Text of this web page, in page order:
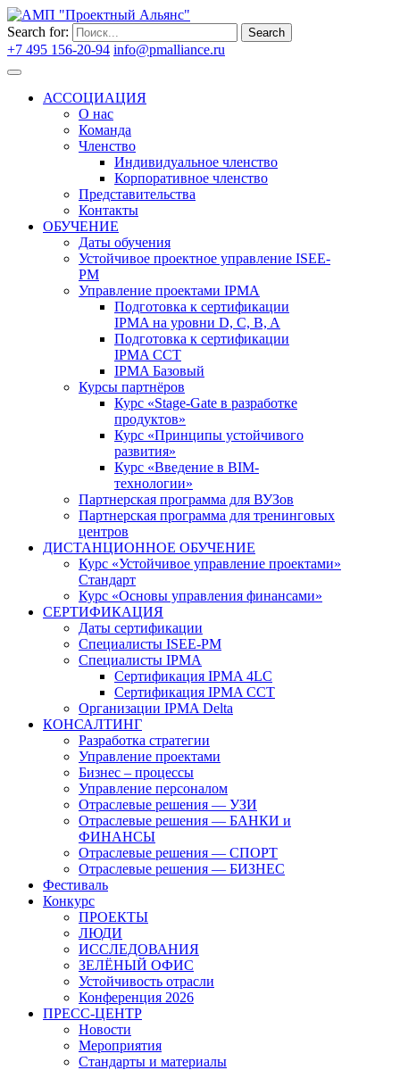
Search for: Search
+7 495 156-20-94 info@pmalliance.ru
АССОЦИАЦИЯ
О нас
Команда
Членство
Индивидуальное членство
Корпоративное членство
Представительства
Контакты
ОБУЧЕНИЕ
Даты обучения
Устойчивое проектное управление ISEE-
PM
Управление проектами IPMA
Подготовка к сертификации
IPMA на уровни D, C, B, A
Подготовка к сертификации
IPMA CCT
IPMA Базовый
Курсы партнёров
Курс «Stage-Gate в разработке
продуктов»
Курс «Принципы устойчивого
развития»
Курс «Введение в BIM-
технологии»
Партнерская программа для ВУЗов
Партнерская программа для тренинговых
центров
ДИСТАНЦИОННОЕ ОБУЧЕНИЕ
Курс «Устойчивое управление проектами»
Стандарт
Курс «Основы управления финансами»
СЕРТИФИКАЦИЯ
Даты сертификации
Специалисты ISEE-PM
Специалисты IPMA
Сертификация IPMA 4LC
Сертификация IPMA CCT
Организации IPMA Delta
КОНСАЛТИНГ
Разработка стратегии
Управление проектами
Бизнес – процессы
Управление персоналом
Отраслевые решения — УЗИ
Отраслевые решения — БАНКИ и
ФИНАНСЫ
Отраслевые решения — СПОРТ
Отраслевые решения — БИЗНЕС
Фестиваль
Конкурс
ПРОЕКТЫ
ЛЮДИ
ИССЛЕДОВАНИЯ
ЗЕЛЁНЫЙ ОФИС
Устойчивость отрасли
Конференция 2026
ПРЕСС-ЦЕНТР
Новости
Мероприятия
Стандарты и материалы